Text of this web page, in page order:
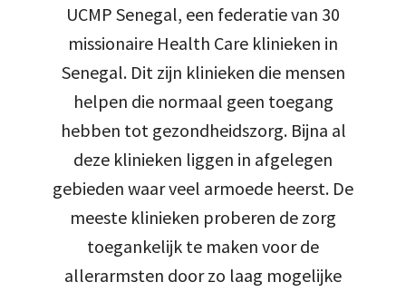
UCMP Senegal, een federatie van 30
missionaire Health Care klinieken in
Senegal. Dit zijn klinieken die mensen
helpen die normaal geen toegang
hebben tot gezondheidszorg. Bijna al
deze klinieken liggen in afgelegen
gebieden waar veel armoede heerst. De
meeste klinieken proberen de zorg
toegankelijk te maken voor de
allerarmsten door zo laag mogelijke